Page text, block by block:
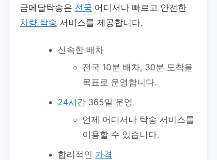
금메달탁송은 전국 어디서나 빠르고 안전한
차량 탁송 서비스를 제공합니다.
신속한 배차
전국 10분 배차, 30분 도착을
목표로 운영합니다.
24시간365일 운영
언제 어디서나 탁송 서비스를
이용할 수 있습니다.
합리적인 가격